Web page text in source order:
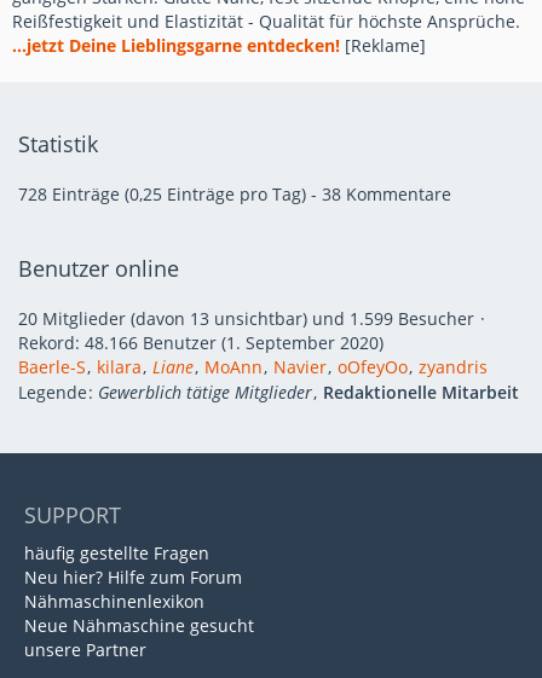
Reißfestigkeit und Elastizität - Qualität für höchste Ansprüche.
...jetzt Deine Lieblingsgarne entdecken! [Reklame]
Statistik
728 Einträge (0,25 Einträge pro Tag) - 38 Kommentare
Benutzer online
20 Mitglieder (davon 13 unsichtbar) und 1.599 Besucher
Rekord: 48.166 Benutzer (1. September 2020)
Baerle-S kilara Liane MoAnn Navier oOfeyOo zyandris
Legende Gewerblich tätige Mitglieder Redaktionelle Mitarbeit
SUPPORT
häufig gestellte Fragen
Neu hier? Hilfe zum Forum
Nähmaschinenlexikon
Neue Nähmaschine gesucht
unsere Partner